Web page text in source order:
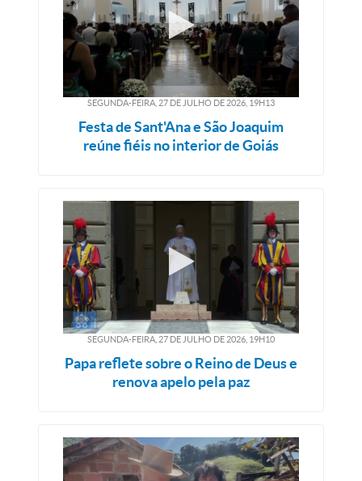
SEGUNDA-FEIRA, 27 DE JULHO DE 2026, 19H13
Festa de Sant'Ana e São Joaquim
reúne fiéis no interior de Goiás
SEGUNDA-FEIRA, 27 DE JULHO DE 2026, 19H10
Papa reflete sobre o Reino de Deus e
renova apelo pela paz